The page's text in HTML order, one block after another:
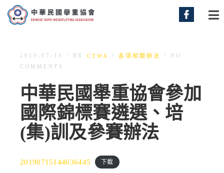
2019-07-15 / BY CTWA / 各項相關辦法 /
NO
COMMENTS
中華民國舉重協會參加
國際錦標賽遴選、培
(集)訓及參賽辦法
20190715144636445 下載